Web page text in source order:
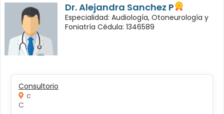
Dr. Alejandra Sanchez P
Especialidad: Audiología, Otoneurología y
Foniatría Cédula: 1346589
Consultorio
c
C